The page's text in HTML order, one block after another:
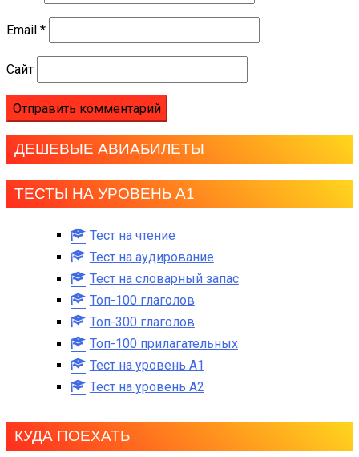
Email *
Сайт
ДЕШЕВЫЕ АВИАБИЛЕТЫ
ТЕСТЫ НА УРОВЕНЬ А1
Тест на чтение
Тест на аудирование
Тест на словарный запас
Топ-100 глаголов
Топ-300 глаголов
Топ-100 прилагательных
Тест на уровень A1
Тест на уровень A2
КУДА ПОЕХАТЬ